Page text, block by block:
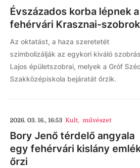
Évszázados korba lépnek a
fehérvári Krasznai-szobrok
Az oktatást, a haza szeretetét
szimbolizálják az egykori kiváló
Lajos épületszobrai, melyek a Gróf
Szakközépiskola bejáratát őrzik.
2026. 03. 16., 16:53 Kult, művészet
Bory Jenő térdelő angyala
egy fehérvári kislány
őrzi